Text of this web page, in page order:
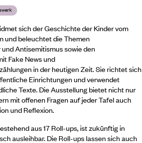
sich der Geschichte der Kinder vom
und beleuchtet die Themen
Antisemitismus sowie den
Fake News und
in der heutigen Zeit. Sie richtet sich
Einrichtungen und verwendet
Texte. Die Ausstellung bietet nicht nur
mit offenen Fragen auf jeder Tafel auch
und Reflexion.
aus 17 Roll-ups, ist zukünftig in
ausleihbar. Die Roll-ups lassen sich auch